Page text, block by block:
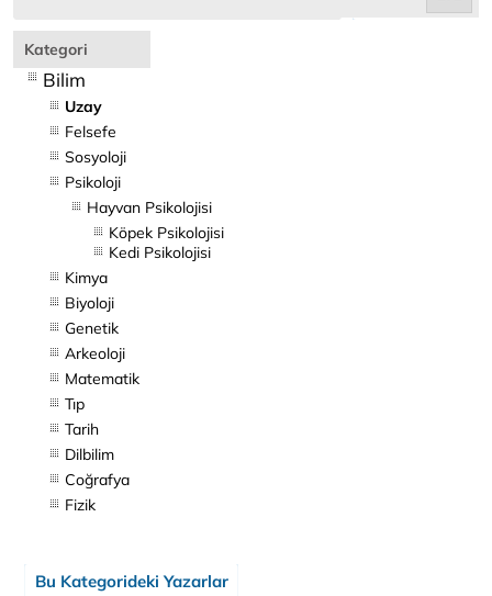
Kategori
Bilim
Uzay
Felsefe
Sosyoloji
Psikoloji
Hayvan Psikolojisi
Köpek Psikolojisi
Kedi Psikolojisi
Kimya
Biyoloji
Genetik
Arkeoloji
Matematik
Tıp
Tarih
Dilbilim
Coğrafya
Fizik
Bu Kategorideki Yazarlar